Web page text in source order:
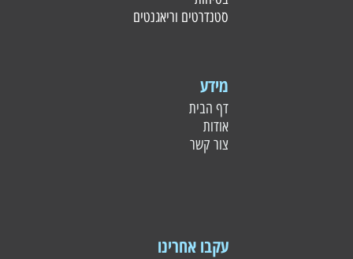
סטנדרטים וריאגנטים
מידע
דף הבית
אודות
צור קשר
עקבו אחרינו